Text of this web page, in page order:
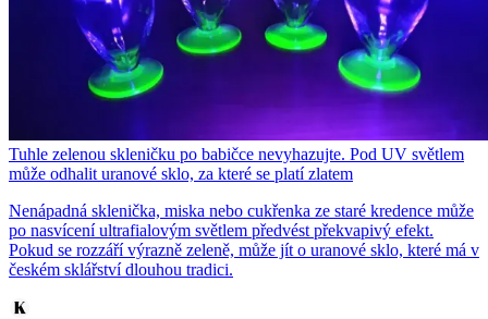
Tuhle zelenou skleničku po babičce nevyhazujte. Pod UV světlem
může odhalit uranové sklo, za které se platí zlatem
Nenápadná sklenička, miska nebo cukřenka ze staré kredence může
po nasvícení ultrafialovým světlem předvést překvapivý efekt.
Pokud se rozzáří výrazně zeleně, může jít o uranové sklo, které má v
českém sklářství dlouhou tradici.